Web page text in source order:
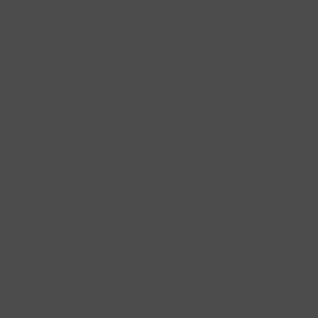
kann ein kräftiges Wachstum fördern. Ebenso
für den Feldahorn zusammengefasst.
Gärten wirken kann.
Wachstum an. Pflanzstellen sollten frei von Unkraut
Im Frühjahr sollte bis spätestens Ende März
Herbstpflanzung durchzuführen, damit die
gepflanzt werden. Weitere Informationen über die
gefroren ist.